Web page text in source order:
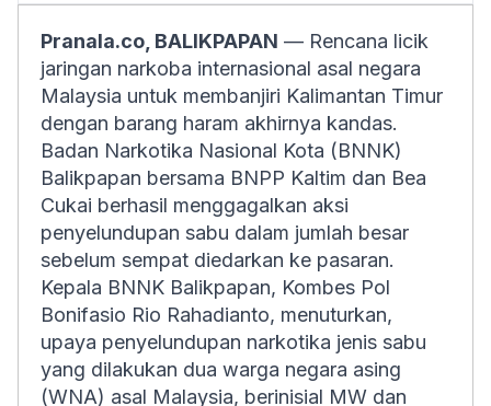
Pranala.co, BALIKPAPAN — Rencana licik
jaringan narkoba internasional asal negara
Malaysia untuk membanjiri Kalimantan Timur
dengan barang haram akhirnya kandas.
Badan Narkotika Nasional Kota (BNNK)
Balikpapan bersama BNPP Kaltim dan Bea
Cukai berhasil menggagalkan aksi
penyelundupan sabu dalam jumlah besar
sebelum sempat diedarkan ke pasaran.
Kepala BNNK Balikpapan, Kombes Pol
Bonifasio Rio Rahadianto, menuturkan,
upaya penyelundupan narkotika jenis sabu
yang dilakukan dua warga negara asing
(WNA) asal Malaysia, berinisial MW dan